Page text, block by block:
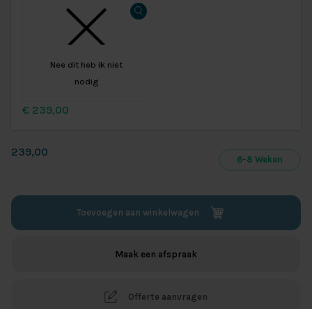
Nee dit heb ik niet
nodig
€ 239,00
239,00
6-8 Weken
Toevoegen aan winkelwagen
Maak een afspraak
Offerte aanvragen